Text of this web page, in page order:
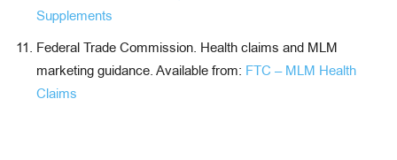
Supplements
Federal Trade Commission. Health claims and MLM
marketing guidance. Available from: FTC – MLM Health
Claims